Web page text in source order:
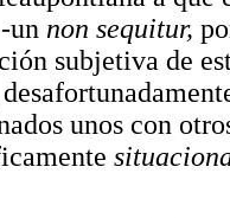
un non sequitur,
subjetiva de
unos con